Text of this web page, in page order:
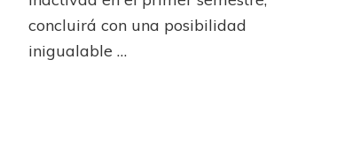
concluirá con una posibilidad
inigualable …